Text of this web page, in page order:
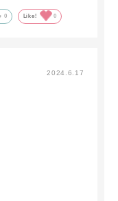
0 Like! 0
2024.6.17